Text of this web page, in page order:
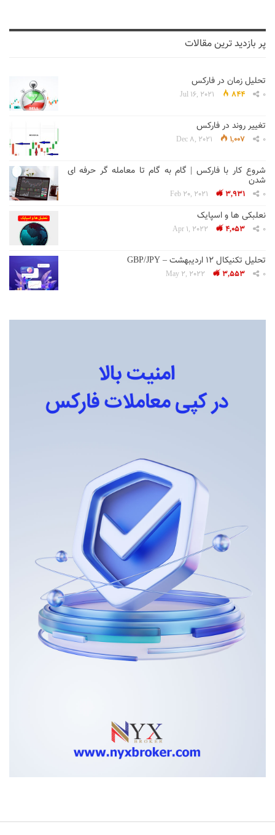
پر بازدید ترین مقالات
تحلیل زمان در فارکس
Jul 16, 2021 844 0
تغییر روند در فارکس
Dec 8, 2021 1,007 0
شروع کار با فارکس | گام به گام تا معامله گر حرفه ای
شدن
Feb 20, 2021 3,931 0
نعلبکی ها و اسپایک
Apr 1, 2022 4,053 0
تحلیل تکنیکال 12 اردیبهشت – GBP/JPY
May 2, 2022 3,553 0